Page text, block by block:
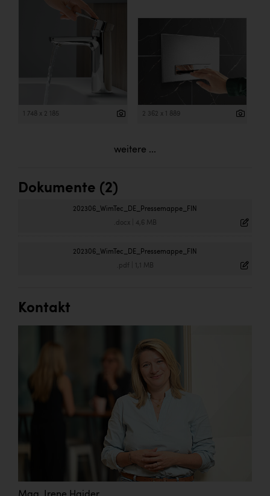
1 748 x 2 185 2 362 x 1 889
weitere ...
Dokumente (2)
202306_WimTec_DE_Pressemappe_FIN
.docx| 4,6 MB
202306_WimTec_DE_Pressemappe_FIN
.pdf 1,1 MB
Kontakt